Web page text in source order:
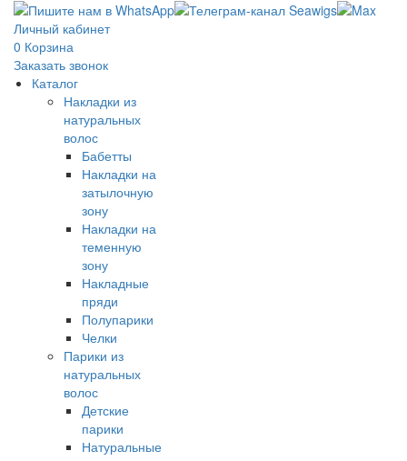
Личный кабинет
0 Корзина
Заказать звонок
Каталог
Накладки из
натуральных
волос
Бабетты
Накладки на
затылочную
зону
Накладки на
теменную
зону
Накладные
пряди
Полупарики
Челки
Парики из
натуральных
волос
Детские
парики
Натуральные